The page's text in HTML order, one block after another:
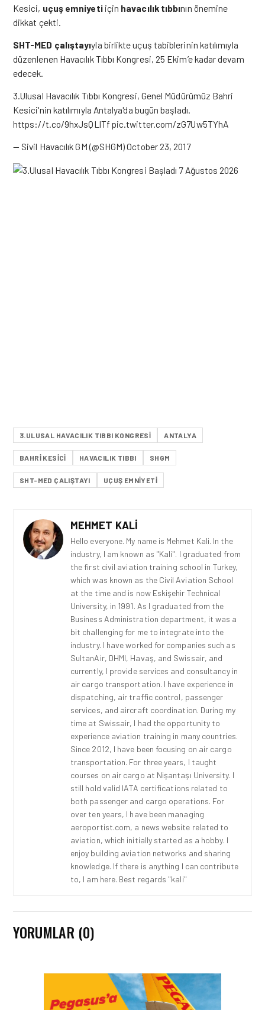
Kesici, uçuş emniyetiiçin havacılık tıbbının önemine
dikkat çekti.
SHT-MED çalıştayıyla birlikte uçuş tabiblerinin katılımıyla
düzenlenen Havacılık Tıbbı Kongresi, 25 Ekim’e kadar devam
edecek.
3.Ulusal Havacılık Tıbbı Kongresi, Genel Müdürümüz Bahri
Kesici'nin katılımıyla Antalya'da bugün başladı.
https://t.co/9hxJsQLlTf pic.twitter.com/zG7Uw5TYhA
— Sivil Havacılık GM (@SHGM)October 23, 2017
3.ULUSAL HAVACILIK TIBBI KONGRESI ANTALYA
BAHRI KESİCİ HAVACILIK TIBBI SHGM
SHT-MED ÇALIŞTAYI UÇUŞ EMNIYETI
MEHMET KALI
Hello everyone. My name is Mehmet Kali. In the
industry, I am known as "Kali". I graduated from
the first civil aviation training school in Turkey,
which was known as the Civil Aviation School
at the time and is now Eskişehir Technical
University, in 1991. As I graduated from the
Business Administration department, it was a
bit challenging for me to integrate into the
industry. I have worked for companies such as
SultanAir, DHMI, Havaş, and Swissair, and
currently, I provide services and consultancy in
air cargo transportation. I have experience in
dispatching, air traffic control, passenger
services, and aircraft coordination. During my
time at Swissair, I had the opportunity to
experience aviation training in many countries.
Since 2012, I have been focusing on air cargo
transportation. For three years, I taught
courses on air cargo at Nişantaşı University. I
still hold valid IATA certifications related to
both passenger and cargo operations. For
over ten years, I have been managing
aeroportist.com, a news website related to
aviation, which initially started as a hobby. I
enjoy building aviation networks and sharing
knowledge. If there is anything I can contribute
to, I am here. Best regards "kali"
YORUMLAR (0)
HAVACILIK • 06 AĞU 2026
HITIT BILIŞIM 500’DE
SEKTÖREL YAZILIM